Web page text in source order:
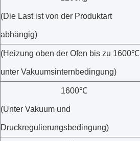
(Die Last ist von der Produktart
abhängig)
(Heizung oben der Ofen bis zu 1600℃
unter Vakuumsinternbedingung)
1600℃
(Unter Vakuum und
Druckregulierungsbedingung)